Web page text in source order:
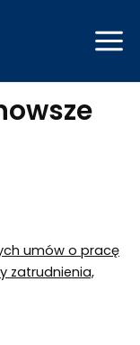
umów o pracę
zatrudnienia,